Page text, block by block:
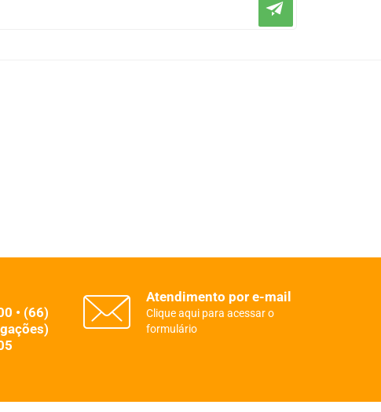
• (66)
Atendimento por e-mail
Clique aqui para acessar o
formulário